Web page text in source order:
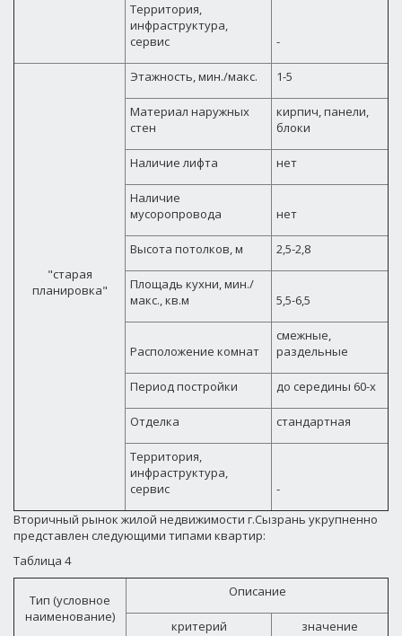
Территория,
инфраструктура,
сервис
-
"старая
планировка"
Этажность, мин./макс. 1-5
Материал наружных
стен
кирпич, панели,
блоки
Наличие лифта нет
Наличие
мусоропровода
нет
Высота потолков, м 2,5-2,8
Площадь кухни, мин./
макс., кв.м
5,5-6,5
Расположение комнат
смежные,
раздельные
Период постройки до середины 60-х
Отделка стандартная
Территория,
инфраструктура,
сервис
-
Вторичный рынок жилой недвижимости г.Сызрань укрупненно
представлен следующими типами квартир:
Таблица 4
Тип (условное
наименование)
Описание
критерий значение